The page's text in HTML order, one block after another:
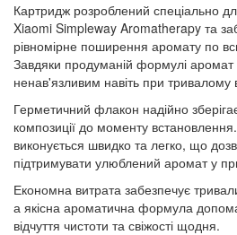
Картридж розроблений спеціально
Xiaomi Simpleway Aromatherapy та
рівномірне поширення аромату по
Завдяки продуманій формулі аромат
ненав'язливим навіть при тривалому
Герметичний флакон надійно
композиції до моменту
виконується швидко та легко, що
підтримувати улюблений аромат у
Економна витрата забезпечує
а якісна ароматична формула
відчуття чистоти та свіжості щодня.